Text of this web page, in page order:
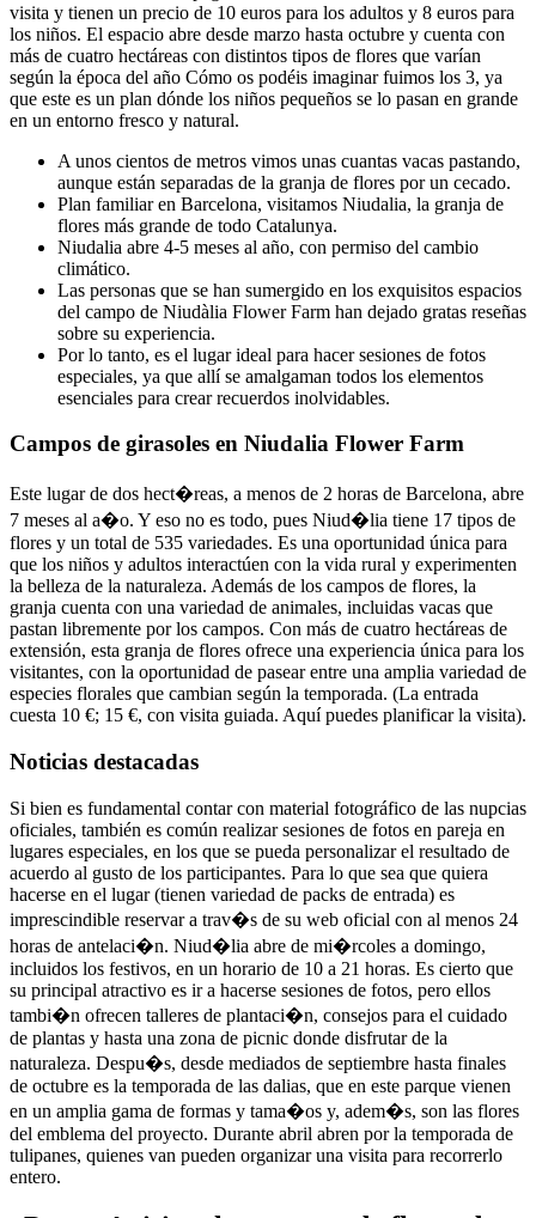
visita y tienen un precio de 10 euros para los adultos y 8 euros para
los niños. El espacio abre desde marzo hasta octubre y cuenta con
más de cuatro hectáreas con distintos tipos de flores que varían
según la época del año Cómo os podéis imaginar fuimos los 3, ya
que este es un plan dónde los niños pequeños se lo pasan en grande
en un entorno fresco y natural.
A unos cientos de metros vimos unas cuantas vacas pastando,
aunque están separadas de la granja de flores por un cecado.
Plan familiar en Barcelona, visitamos Niudalia, la granja de
flores más grande de todo Catalunya.
Niudalia abre 4-5 meses al año, con permiso del cambio
climático.
Las personas que se han sumergido en los exquisitos espacios
del campo de Niudàlia Flower Farm han dejado gratas reseñas
sobre su experiencia.
Por lo tanto, es el lugar ideal para hacer sesiones de fotos
especiales, ya que allí se amalgaman todos los elementos
esenciales para crear recuerdos inolvidables.
Campos de girasoles en Niudalia Flower Farm
Este lugar de dos hect�reas, a menos de 2 horas de Barcelona, abre
7 meses al a�o. Y eso no es todo, pues Niud�lia tiene 17 tipos de
flores y un total de 535 variedades. Es una oportunidad única para
que los niños y adultos interactúen con la vida rural y experimenten
la belleza de la naturaleza. Además de los campos de flores, la
granja cuenta con una variedad de animales, incluidas vacas que
pastan libremente por los campos. Con más de cuatro hectáreas de
extensión, esta granja de flores ofrece una experiencia única para los
visitantes, con la oportunidad de pasear entre una amplia variedad de
especies florales que cambian según la temporada. (La entrada
cuesta 10 €; 15 €, con visita guiada. Aquí puedes planificar la visita).
Noticias destacadas
Si bien es fundamental contar con material fotográfico de las nupcias
oficiales, también es común realizar sesiones de fotos en pareja en
lugares especiales, en los que se pueda personalizar el resultado de
acuerdo al gusto de los participantes. Para lo que sea que quiera
hacerse en el lugar (tienen variedad de packs de entrada) es
imprescindible reservar a trav�s de su web oficial con al menos 24
horas de antelaci�n. Niud�lia abre de mi�rcoles a domingo,
incluidos los festivos, en un horario de 10 a 21 horas. Es cierto que
su principal atractivo es ir a hacerse sesiones de fotos, pero ellos
tambi�n ofrecen talleres de plantaci�n, consejos para el cuidado
de plantas y hasta una zona de picnic donde disfrutar de la
naturaleza. Despu�s, desde mediados de septiembre hasta finales
de octubre es la temporada de las dalias, que en este parque vienen
en un amplia gama de formas y tama�os y, adem�s, son las flores
del emblema del proyecto. Durante abril abren por la temporada de
tulipanes, quienes van pueden organizar una visita para recorrerlo
entero.